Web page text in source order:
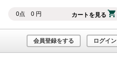
0点 0円 カートを見る
会員登録をする ログイン